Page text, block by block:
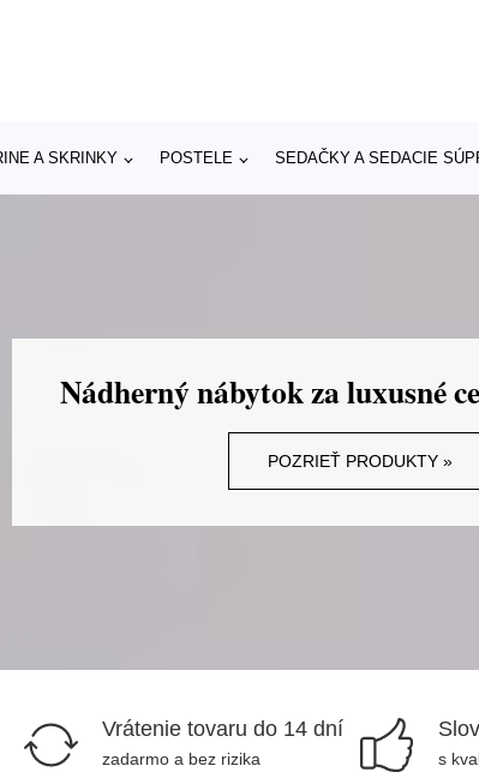
A SKRINKY POSTELE SEDAČKY A SEDACIE
Nádherný nábytok za luxusné
POZRIEŤ PRODUKTY »
Vrátenie tovaru do 14 dní
zadarmo a bez rizika s